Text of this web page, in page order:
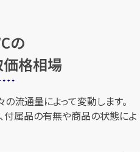
の
格相場
流通量によって変動します。
付属品の有無や商品の状態によ